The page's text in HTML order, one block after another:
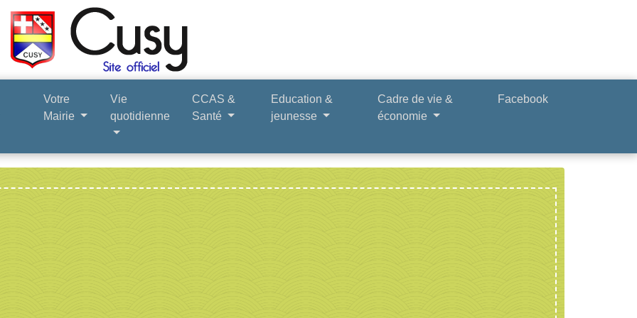
Votre
Mairie
Vie
quotidienne
CCAS &
Santé
Education &
jeunesse
Cadre de vie &
économie
Facebook